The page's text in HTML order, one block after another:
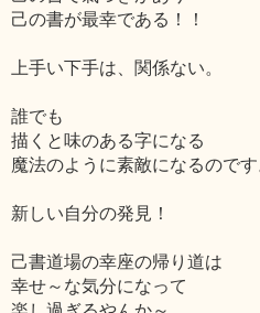
己の書が最幸である！！
上手い下手は、関係ない。
誰でも
描くと味のある字になる
魔法のように素敵になるのです
新しい自分の発見！
己書道場の幸座の帰り道は
幸せ～な気分になって